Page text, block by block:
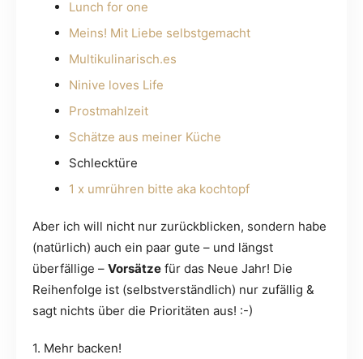
Lunch for one
Meins! Mit Liebe selbstgemacht
Multikulinarisch.es
Ninive loves Life
Prostmahlzeit
Schätze aus meiner Küche
Schlecktüre
1 x umrühren bitte aka kochtopf
Aber ich will nicht nur zurückblicken, sondern habe
(natürlich) auch ein paar gute – und längst
überfällige – Vorsätze für das Neue Jahr! Die
Reihenfolge ist (selbstverständlich) nur zufällig &
sagt nichts über die Prioritäten aus! :-)
1. Mehr backen!